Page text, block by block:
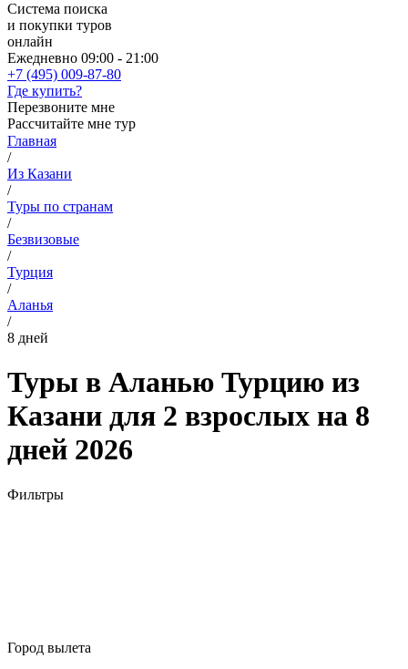
Система поиска
и покупки туров
онлайн
Ежедневно 09:00 - 21:00
+7 (495) 009-87-80
Где купить?
Перезвоните мне
Рассчитайте мне тур
Главная
/
Из Казани
/
Туры по странам
/
Безвизовые
/
Турция
/
Аланья
/
8 дней
Туры в Аланью Турцию из
Казани для 2 взрослых на 8
дней 2026
Фильтры
Город вылета